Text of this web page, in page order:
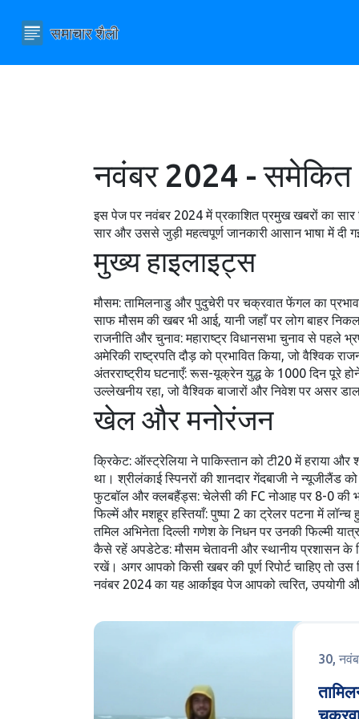
नवंबर 2024 -
इस पेज पर नवंबर 2024 में प्रकाशित प्रमुख खबरों का सार
सार और उससे जुड़ी महत्वपूर्ण जानकारी आसान भाषा में
मुख्य हाइलाइट्स
मौसम: तामिलनाडु और पुदुचेरी पर चक्रवात फेंगल का
साफ मौसम की खबर भी आई, यानी जहाँ पर लोग बाहर
राजनीति और चुनाव: महाराष्ट्र विधानसभा चुनाव से पहले
अमेरिकी राष्ट्रपति दौड़ को प्रभावित किया, जो वैश्विक
अंतरराष्ट्रीय घटनाएँ: रूस-यूक्रेन युद्ध के 1000 दिन पूरे
उल्लेखनीय रहा, जो वैश्विक बाजारों और निवेश पर असर
खेल और मनोरंजन
क्रिकेट: ऑस्ट्रेलिया ने पाकिस्तान को टी20 में हराया
था। श्रीलंकाई स्पिनरों की शानदार गेंदबाजी ने न्यूजीलैंड
फुटबॉल और क्लबहैंड्स: चेलेसी की FC नोआह पर 8-0 की
फिल्में और मशहूर हस्तियाँ: पुष्पा 2 का ट्रेलर पटना में
तमिल अभिनेता दिल्ली गणेश के निधन पर उनकी फिल्मी
कैसे रहें अपडेटेड: मौसम चेतावनी और स्थानीय प्रशासन के
रखें। अगर आपको किसी खबर की पूर्ण रिपोर्ट चाहिए तो
नवंबर 2024 का यह आर्काइव पेज आपको त्वरित,
30,